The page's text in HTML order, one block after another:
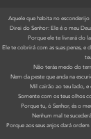
Aquele que habita no
Direi do Senhor: Ele é o meu
Porque ele te livrará do
Ele te cobrirá com as suas penas, e
Não terás medo do
Nem da peste que anda na
Mil cairão ao teu lado, e
Somente com os teus olhos
Porque tu, ó Senhor, és o
Nenhum mal te
Porque aos seus anjos dará